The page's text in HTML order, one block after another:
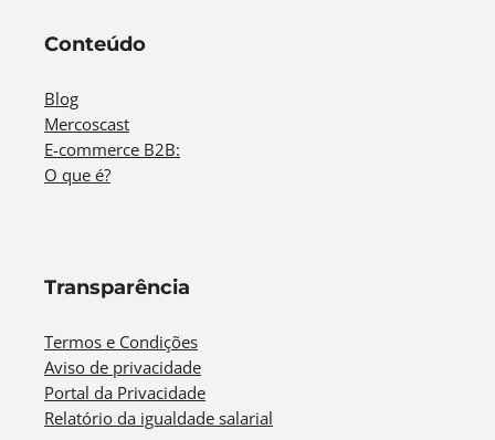
Conteúdo
Blog
Mercoscast
E-commerce B2B:
O que é?
Transparência
Termos e Condições
Aviso de privacidade
Portal da Privacidade
Relatório da igualdade salarial